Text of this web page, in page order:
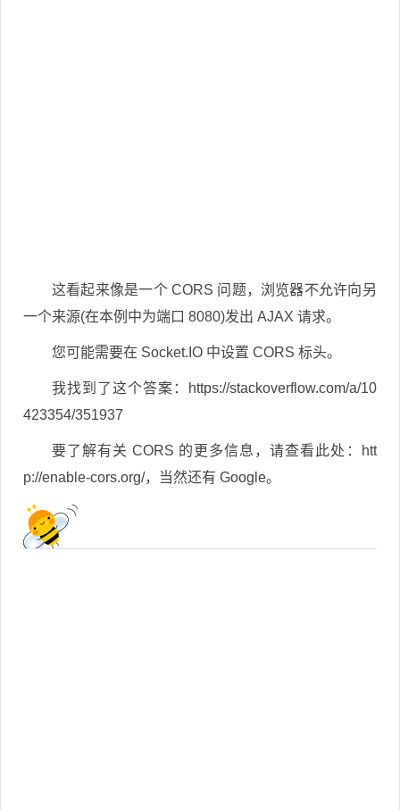
这看起来像是一个 CORS 问题，浏览器不允许向另
一个来源(在本例中为端口 8080)发出 AJAX 请求。
您可能需要在 Socket.IO 中设置 CORS 标头。
我找到了这个答案：https://stackoverflow.com/a/10
423354/351937
要了解有关 CORS 的更多信息，请查看此处：htt
p://enable-cors.org/，当然还有 Google。